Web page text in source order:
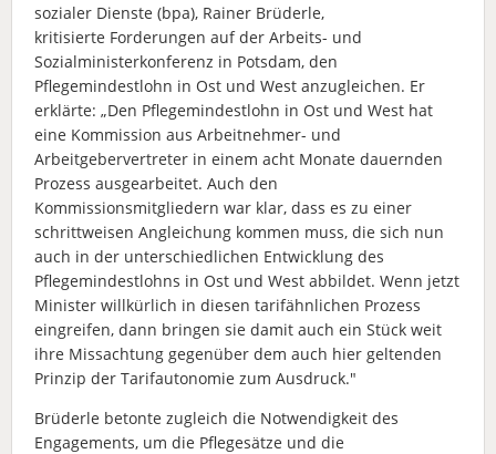
sozialer Dienste (bpa), Rainer Brüderle,
kritisierte Forderungen auf der Arbeits- und
Sozialministerkonferenz in Potsdam, den
Pflegemindestlohn in Ost und West anzugleichen. Er
erklärte: „Den Pflegemindestlohn in Ost und West hat
eine Kommission aus Arbeitnehmer- und
Arbeitgebervertreter in einem acht Monate dauernden
Prozess ausgearbeitet. Auch den
Kommissionsmitgliedern war klar, dass es zu einer
schrittweisen Angleichung kommen muss, die sich nun
auch in der unterschiedlichen Entwicklung des
Pflegemindestlohns in Ost und West abbildet. Wenn jetzt
Minister willkürlich in diesen tarifähnlichen Prozess
eingreifen, dann bringen sie damit auch ein Stück weit
ihre Missachtung gegenüber dem auch hier geltenden
Prinzip der Tarifautonomie zum Ausdruck."
Brüderle betonte zugleich die Notwendigkeit des
Engagements, um die Pflegesätze und die